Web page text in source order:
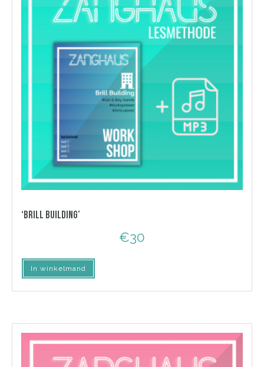
‘BRILL BUILDING’
€30
In winkelmand